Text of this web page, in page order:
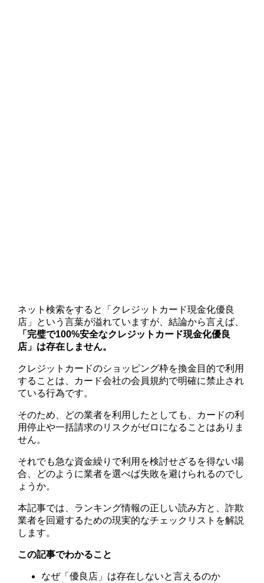
ネット検索をすると「クレジットカード現金化優良
店」という言葉が溢れていますが、結論から言えば、
「完璧で100%安全なクレジットカード現金化優良
店」は存在しません。
クレジットカードのショッピング枠を換金目的で利用
することは、カード会社の会員規約で明確に禁止され
ている行為です。
そのため、どの業者を利用したとしても、カードの利
用停止や一括請求のリスクがゼロになることはありま
せん。
それでも急な資金繰りで利用を検討せざるを得ない場
合、どのように業者を選べば失敗を避けられるのでし
ょうか。
本記事では、ランキング情報の正しい読み方と、詐欺
業者を回避するための現実的なチェックリストを解説
します。
この記事でわかること
なぜ「優良店」は存在しないと言えるのか